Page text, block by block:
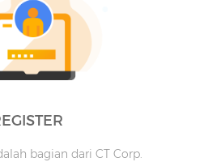
bagian dari CT Corp.